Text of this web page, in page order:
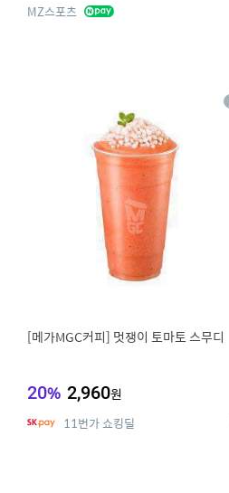
MZ스포츠
[메가MGC커피] 멋쟁이 토마토 스무디
20% 2,960원
11번가 쇼킹딜